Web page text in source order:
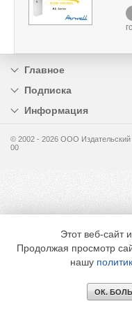
Главное
Подписка
Информация
© 2002 - 2026 OOO
00
Этот веб-сайт
Продолжая просмотр
нашу
ОК.